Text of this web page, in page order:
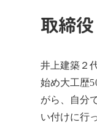
取締
井上建築２
始め大工歴
がら、自分
い付けに行